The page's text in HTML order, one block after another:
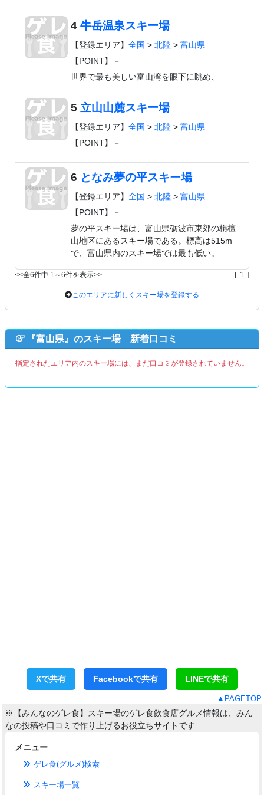
4 牛岳温泉スキー場
【登録エリア】 全国 > 北陸> 富山県
【POINT】－
世界で最も美しい富山湾を眼下に眺め、
5 立山山麓スキー場
【登録エリア】 全国 > 北陸> 富山県
【POINT】－
6 となみ夢の平スキー場
【登録エリア】 全国 > 北陸> 富山県
【POINT】－
夢の平スキー場は、富山県砺波市東郊の栴檀
山地区にあるスキー場である。標高は515m
で、富山県内のスキー場では最も低い。
<<全6件中 1～6件を表示>> [ 1 ]
このエリアに新しくスキー場を登録する
『富山県』のスキー場 新着口コミ
指定されたエリア内のスキー場には、まだ口コミが登録されていません。
Xで共有 Facebookで共有 LINEで共有
▲PAGETOP
※【みんなのゲレ食】スキー場のゲレ食飲食店グルメ情報は、みん
なの投稿や口コミで作り上げるお役立ちサイトです
メニュー
ゲレ食(グルメ)検索
スキー場一覧